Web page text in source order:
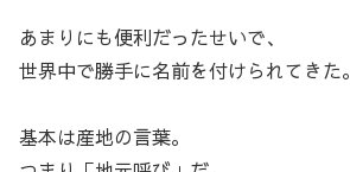
あまりにも便利だったせいで、
世界中で勝手に名前を付けられてきた。
基本は産地の言葉。